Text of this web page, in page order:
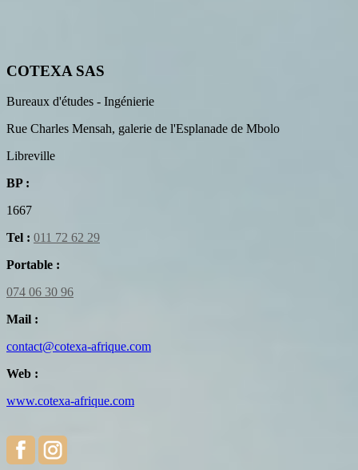
COTEXA SAS
Bureaux d'études - Ingénierie
Rue Charles Mensah, galerie de l'Esplanade de Mbolo
Libreville
BP :
1667
Tel : 011 72 62 29
Portable :
074 06 30 96
Mail :
contact@cotexa-afrique.com
Web :
www.cotexa-afrique.com